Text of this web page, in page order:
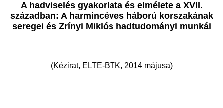
A hadviselés gyakorlata és elmélete a XVII.
században: A harmincéves háború korszakának
seregei és Zrínyi Miklós hadtudományi munkái
(Kézirat, ELTE-BTK, 2014 májusa)